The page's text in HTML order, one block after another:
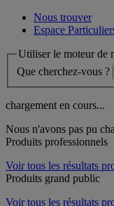
Nous trouver
Espace
Utiliser le moteur de
Que cherchez-vous ?
chargement en cours...
Nous n'avons pas pu
Produits professionnels
Voir tous les résultats
Produits grand public
Voir tous les résultats